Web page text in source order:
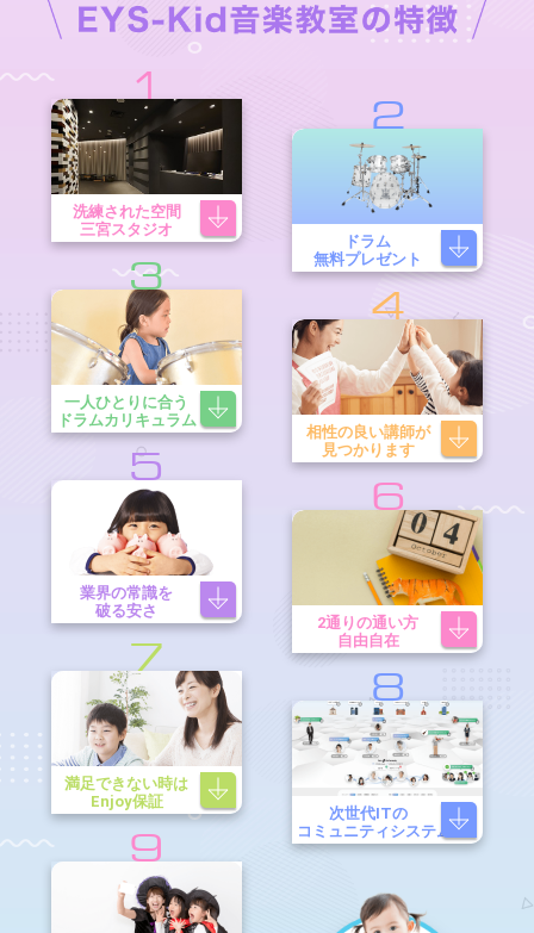
1
洗練された空間
三宮スタジオ
2
ドラム
無料プレゼント
3
一人ひとりに合う
ドラムカリキュラム
4
相性の良い講師が
見つかります
5
業界の常識を
破る安さ
6
2通りの通い方
自由自在
7
満足できない時は
Enjoy保証
8
次世代ITの
コミュニティシステム
9